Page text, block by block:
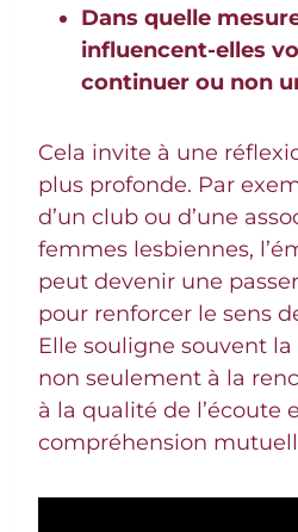
Dans quelle
influencent-elles
continuer ou non
Cela invite à une
plus profonde. Par
d’un club ou d’une
femmes lesbiennes,
peut devenir une
pour renforcer le sens
Elle souligne souvent
non seulement à la
à la qualité de l’écoute
compréhension